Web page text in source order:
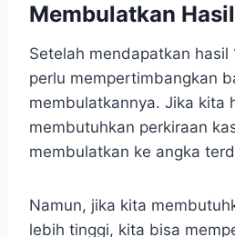
Membulatkan
Setelah mendapatkan hasil
perlu mempertimbangkan
membulatkannya. Jika kita
membutuhkan perkiraan
membulatkan ke angka
Namun, jika kita
lebih tinggi, kita bisa